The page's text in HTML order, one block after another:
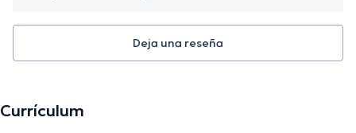
Deja una reseña
Currículum